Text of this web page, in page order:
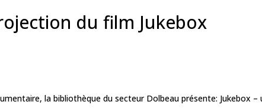
du film Jukebox
la bibliothèque du secteur Dolbeau présente: Jukebox